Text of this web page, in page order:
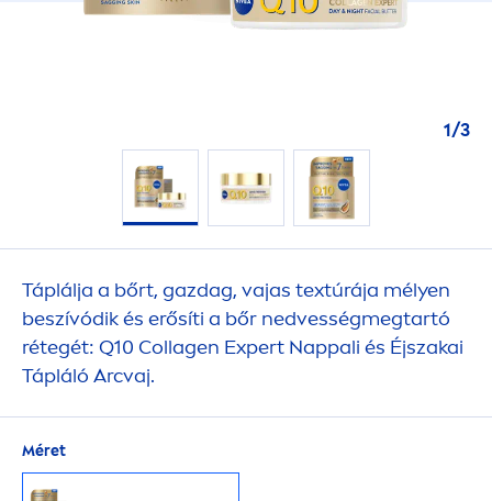
1/3
Táplálja a bőrt, gazdag, vajas textúrája mélyen
beszívódik és erősíti a bőr nedvességmegtartó
rétegét: Q10 Collagen Expert Nappali és Éjszakai
Tápláló Arcvaj.
Méret